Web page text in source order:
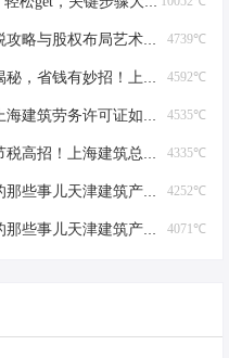
4739℃
艺术上海建筑分包有什么费用
4592℃
海建筑劳务许可证办理费用是多少
4535℃
筑劳务许可证如何节税
4335℃
上海建筑总包免费办理吗？
4252℃
津建筑产业园总包资质挂靠
4071℃
津建筑产业园总包资质挂靠